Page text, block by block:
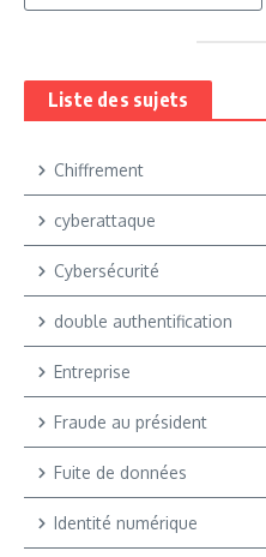
Liste des sujets
Chiffrement
cyberattaque
Cybersécurité
double authentification
Entreprise
Fraude au président
Fuite de données
Identité numérique